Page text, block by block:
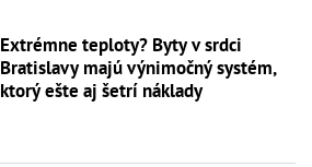
Extrémne teploty? Byty v srdci
Bratislavy majú výnimočný systém,
ktorý ešte aj šetrí náklady